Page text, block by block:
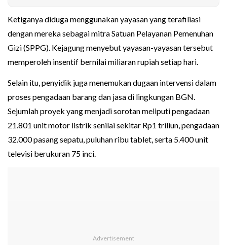
Ketiganya diduga menggunakan yayasan yang terafiliasi
dengan mereka sebagai mitra Satuan Pelayanan Pemenuhan
Gizi (SPPG). Kejagung menyebut yayasan-yayasan tersebut
memperoleh insentif bernilai miliaran rupiah setiap hari.
Selain itu, penyidik juga menemukan dugaan intervensi dalam
proses pengadaan barang dan jasa di lingkungan BGN.
Sejumlah proyek yang menjadi sorotan meliputi pengadaan
21.801 unit motor listrik senilai sekitar Rp1 triliun, pengadaan
32.000 pasang sepatu, puluhan ribu tablet, serta 5.400 unit
televisi berukuran 75 inci.